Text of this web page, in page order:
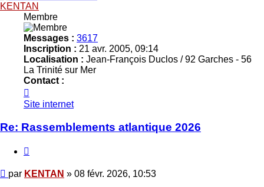
KENTAN
Membre
Messages : 3617
Inscription : 21 avr. 2005, 09:14
Localisation : Jean-François Duclos / 92 Garches - 56
La Trinité sur Mer
Contact :
KENTAN
Site internet
Re: Rassemblements atlantique 2026
Message
par KENTAN » 08 févr. 2026, 10:53